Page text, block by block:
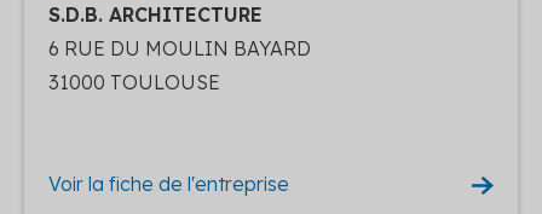
S.D.B. ARCHITECTURE
6 RUE DU MOULIN BAYARD
31000 TOULOUSE
Voir la fiche de l'entreprise